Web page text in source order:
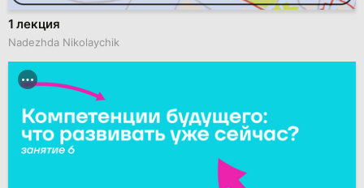
1 лекция
Nadezhda Nikolaychik